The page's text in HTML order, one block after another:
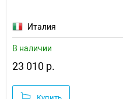
Италия
В наличии
23 010 р.
Купить